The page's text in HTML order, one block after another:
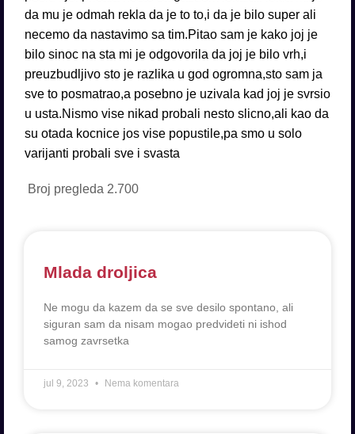
da mu je odmah rekla da je to to,i da je bilo super ali
necemo da nastavimo sa tim.Pitao sam je kako joj je
bilo sinoc na sta mi je odgovorila da joj je bilo vrh,i
preuzbudljivo sto je razlika u god ogromna,sto sam ja
sve to posmatrao,a posebno je uzivala kad joj je svrsio
u usta.Nismo vise nikad probali nesto slicno,ali kao da
su otada kocnice jos vise popustile,pa smo u solo
varijanti probali sve i svasta
Broj pregleda 2.700
Mlada droljica
Ne mogu da kazem da se sve desilo spontano, ali
siguran sam da nisam mogao predvideti ni ishod
samog zavrsetka
jul 9, 2023 Nema komentara